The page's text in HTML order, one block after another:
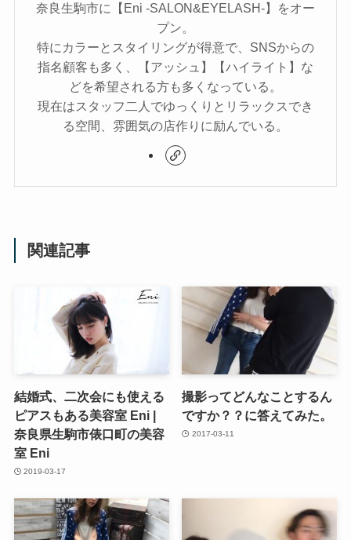
奈良生駒市に【Eni -SALON&EYELASH-】をオー
プン。
特にカラーとスタイリングが得意で、SNSからの
指名顧客も多く、【アッシュ】【ハイライト】な
どを希望される方も多くなっている。
現在はスタッフ二人でゆっくりとリラックスでき
る空間、雰囲気の店作りに励んでいる。
関連記事
結婚式、二次会にも使える
ピアスもある美容室 Eni |
奈良県生駒市俵口町の美容
室 Eni
2019-03-17
撮影ってどんなことするん
ですか？？に答えてみた。
2017-03-11